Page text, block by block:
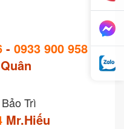
- 0933 900 958
Trì
Mr.Hiếu